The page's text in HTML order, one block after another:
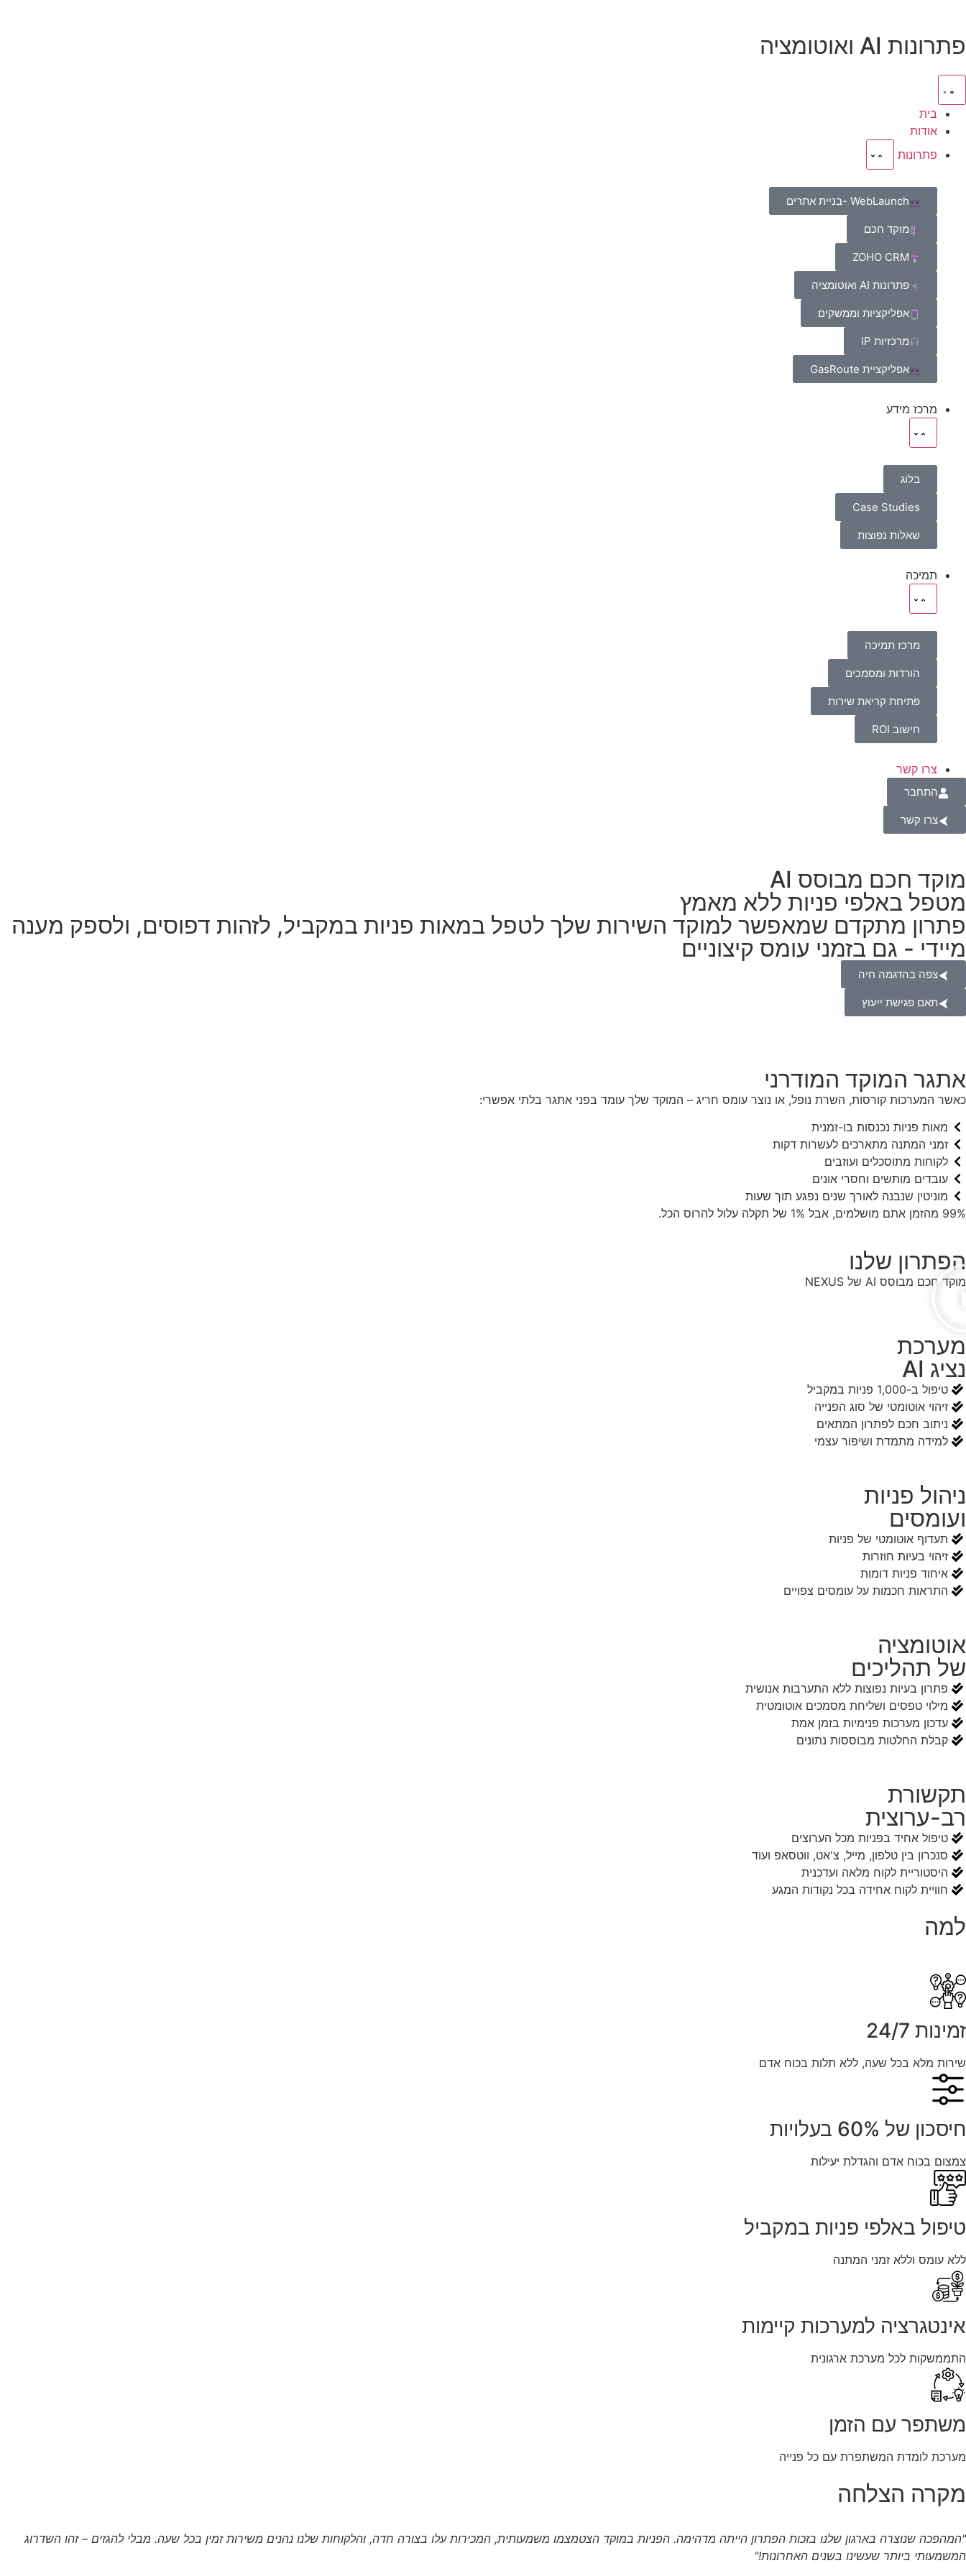
פתרונות AI ואוטומציה
בית
אודות
פתרונות
WebLaunch -בניית אתרים
מוקד חכם
ZOHO CRM
פתרונות AI ואוטומציה
אפליקציות וממשקים
מרכזיות IP
אפליקציית GasRoute
מרכז מידע
בלוג
Case Studies
שאלות נפוצות
תמיכה
מרכז תמיכה
הורדות ומסמכים
פתיחת קריאת שירות
חישוב ROI
צרו קשר
התחבר
צרו קשר
מוקד חכם מבוסס AI
מטפל באלפי פניות ללא מאמץ
פתרון מתקדם שמאפשר למוקד השירות שלך לטפל במאות פניות במקביל, לזהות דפוסים, ולספק מענה
מיידי - גם בזמני עומס קיצוניים
צפה בהדגמה חיה
תאם פגישת ייעוץ
אתגר המוקד המודרני
כאשר המערכות קורסות, השרת נופל, או נוצר עומס חריג – המוקד שלך עומד בפני אתגר בלתי אפשרי:
מאות פניות נכנסות בו-זמנית
זמני המתנה מתארכים לעשרות דקות
לקוחות מתוסכלים ועוזבים
עובדים מותשים וחסרי אונים
מוניטין שנבנה לאורך שנים נפגע תוך שעות
99% מהזמן אתם מושלמים, אבל 1% של תקלה עלול להרוס הכל.
הפתרון שלנו
מוקד חכם מבוסס AI של NEXUS
מערכת
נציג AI
טיפול ב-1,000 פניות במקביל
זיהוי אוטומטי של סוג הפנייה
ניתוב חכם לפתרון המתאים
למידה מתמדת ושיפור עצמי
ניהול פניות
ועומסים
תעדוף אוטומטי של פניות
זיהוי בעיות חוזרות
איחוד פניות דומות
התראות חכמות על עומסים צפויים
אוטומציה
של תהליכים
פתרון בעיות נפוצות ללא התערבות אנושית
מילוי טפסים ושליחת מסמכים אוטומטית
עדכון מערכות פנימיות בזמן אמת
קבלת החלטות מבוססות נתונים
תקשורת
רב-ערוצית
טיפול אחיד בפניות מכל הערוצים
סנכרון בין טלפון, מייל, צ'אט, ווטסאפ ועוד
היסטוריית לקוח מלאה ועדכנית
חוויית לקוח אחידה בכל נקודות המגע
למה
זמינות 24/7
שירות מלא בכל שעה, ללא תלות בכוח אדם
חיסכון של 60% בעלויות
צמצום בכוח אדם והגדלת יעילות
טיפול באלפי פניות במקביל
ללא עומס וללא זמני המתנה
אינטגרציה למערכות קיימות
התממשקות לכל מערכת ארגונית
משתפר עם הזמן
מערכת לומדת המשתפרת עם כל פנייה
מקרה הצלחה
"המהפכה שנוצרה בארגון שלנו בזכות הפתרון הייתה מדהימה. הפניות במוקד הצטמצמו משמעותית, המכירות עלו בצורה חדה, והלקוחות שלנו נהנים משירות זמין בכל שעה. מבלי להגזים –זהו השדרוג
המשמעותי ביותר שעשינו בשנים האחרונות!"